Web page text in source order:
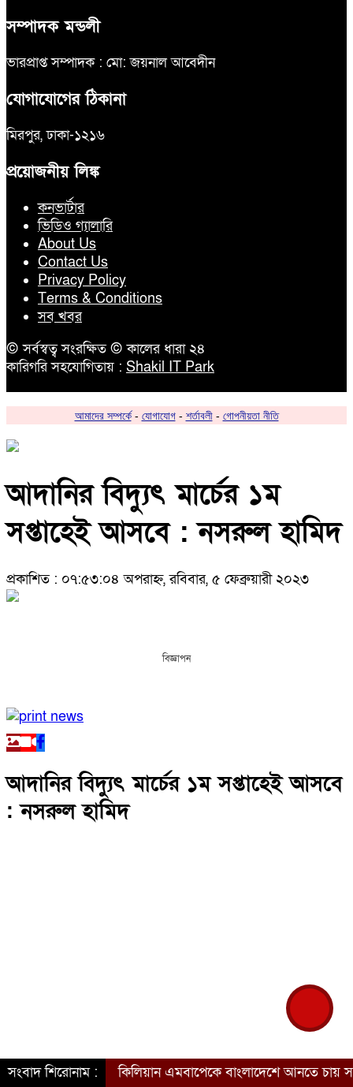
সম্পাদক মন্ডলী
ভারপ্রাপ্ত সম্পাদক : মো: জয়নাল আবেদীন
যোগাযোগের ঠিকানা
মিরপুর, ঢাকা-১২১৬
প্রয়োজনীয় লিঙ্ক
কনভার্টার
ভিডিও গ্যালারি
About Us
Contact Us
Privacy Policy
Terms & Conditions
সব খবর
© সর্বস্বত্ব সংরক্ষিত © কালের ধারা ২৪
কারিগরি সহযোগিতায় : Shakil IT Park
সংবাদ শিরোনাম :কিলিয়ান এমবাপেকে বাংলাদেশে আনতে চায় সরকার
আমাদের সম্পর্কে- যোগাযোগ- শর্তাবলী- গোপনীয়তা নীতি
আদানির বিদ্যুৎ মার্চের ১ম
সপ্তাহেই আসবে : নসরুল হামিদ
প্রকাশিত : ০৭:৫৩:০৪ অপরাহ্ন, রবিবার, ৫ ফেব্রুয়ারী ২০২৩
বিজ্ঞাপন
আদানির বিদ্যুৎ মার্চের ১ম সপ্তাহেই আসবে
: নসরুল হামিদ